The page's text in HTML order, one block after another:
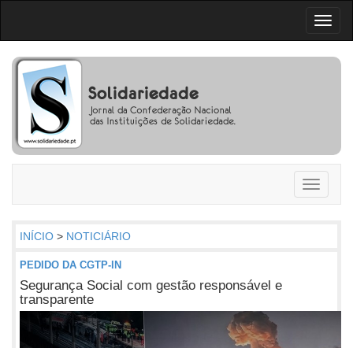
Toggle
INÍCIO > NOTICIÁRIO
PEDIDO DA CGTP-IN
Segurança Social com gestão responsável e
transparente